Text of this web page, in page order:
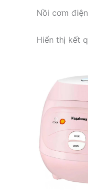
Nồi cơm
Hiển thị kết